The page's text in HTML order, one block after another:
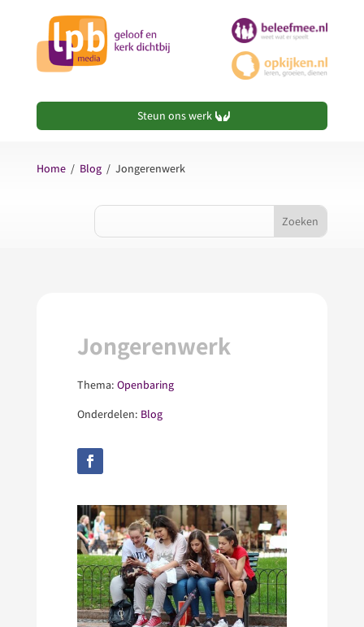
Steun ons werk
Home/ Blog/ Jongerenwerk
Jongerenwerk
Thema: Openbaring
Onderdelen: Blog